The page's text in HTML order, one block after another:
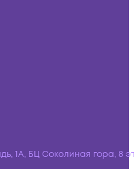
1А, БЦ Соколиная гора, 8